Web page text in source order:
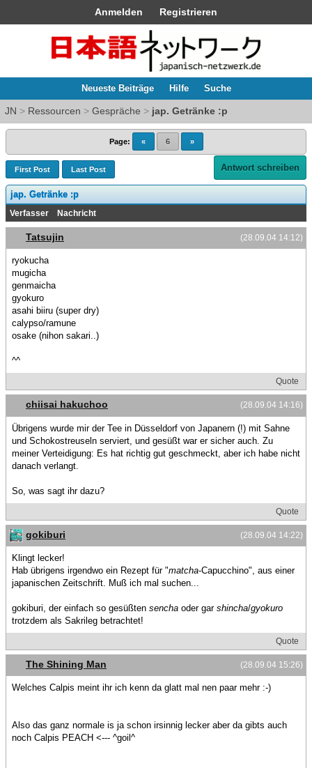
Anmelden Registrieren
Neueste Beiträge Hilfe Suche
JN > Ressourcen > Gespräche > jap. Getränke :p
Page: « 6 »
First Post Last Post Antwort schreiben
jap. Getränke :p
Verfasser Nachricht
(28.09.04 14:12)
Tatsujin
ryokucha
mugicha
genmaicha
gyokuro
asahi biiru (super dry)
calypso/ramune
osake (nihon sakari..)
^^
Quote
(28.09.04 14:16)
chiisai hakuchoo
Übrigens wurde mir der Tee in Düsseldorf von Japanern (!) mit Sahne
und Schokostreuseln serviert, und gesüßt war er sicher auch. Zu
meiner Verteidigung: Es hat richtig gut geschmeckt, aber ich habe nicht
danach verlangt.
So, was sagt ihr dazu?
Quote
(28.09.04 14:22)
gokiburi
Klingt lecker!
Hab übrigens irgendwo ein Rezept für "matcha-Capucchino", aus einer
japanischen Zeitschrift. Muß ich mal suchen...
gokiburi, der einfach so gesüßten sencha oder gar shincha/gyokuro
trotzdem als Sakrileg betrachtet!
Quote
(28.09.04 15:26)
The Shining Man
Welches Calpis meint ihr ich kenn da glatt mal nen paar mehr :-)
Also das ganz normale is ja schon irsinnig lecker aber da gibts auch
noch Calpis PEACH <--- ^goil^